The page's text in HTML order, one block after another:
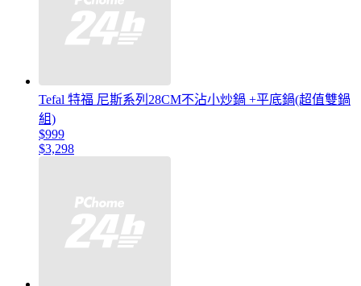
Tefal 特福 尼斯系列28CM不沾小炒鍋 +平底鍋(超值雙鍋
組)
$999
$3,298